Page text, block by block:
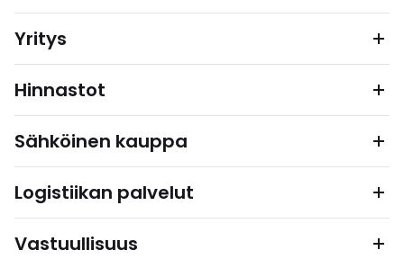
Yritys
Hinnastot
Sähköinen kauppa
Logistiikan palvelut
Vastuullisuus